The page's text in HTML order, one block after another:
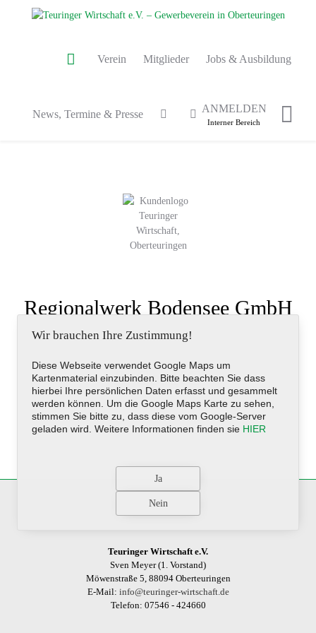
Verein Mitglieder Jobs & Ausbildung
News, Termine & Presse ANMELDEN
Interner Bereich
Regionalwerk Bodensee GmbH
& Co. KG
Teuringer Wirtschaft e.V.
Sven Meyer (1. Vorstand)
Möwenstraße 5, 88094 Oberteuringen
E-Mail: info@teuringer-wirtschaft.de
Telefon: 07546 - 424660
Wir brauchen Ihre Zustimmung!
Diese Webseite verwendet Google Maps um
Kartenmaterial einzubinden. Bitte beachten Sie dass
hierbei Ihre persönlichen Daten erfasst und gesammelt
werden können. Um die Google Maps Karte zu sehen,
stimmen Sie bitte zu, dass diese vom Google-Server
geladen wird. Weitere Informationen finden sie HIER